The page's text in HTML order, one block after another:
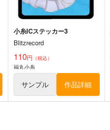
小糸ICステッカー3
Blitzrecord
110円 （税込）
福丸小糸
サンプル 作品詳細